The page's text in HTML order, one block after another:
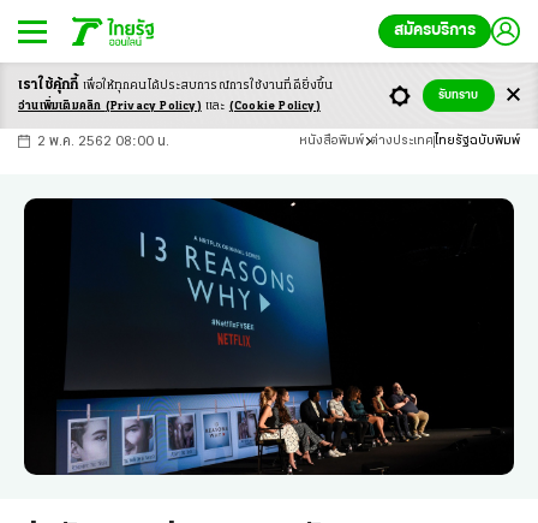
สมัครบริการ
-ก ก ก+
2 พ.ค. 2562 08:00 น. หนังสือพิมพ์ ต่างประเทศ ไทยรัฐฉบับพิมพ์
เราใช้คุ้กกี้ เพื่อให้ทุกคนได้ประสบการณ์การใช้งานที่ดียิ่งขึ้น
อ่านเพิ่มเติมคลิก (Privacy Policy) และ (Cookie Policy)
รับทราบ